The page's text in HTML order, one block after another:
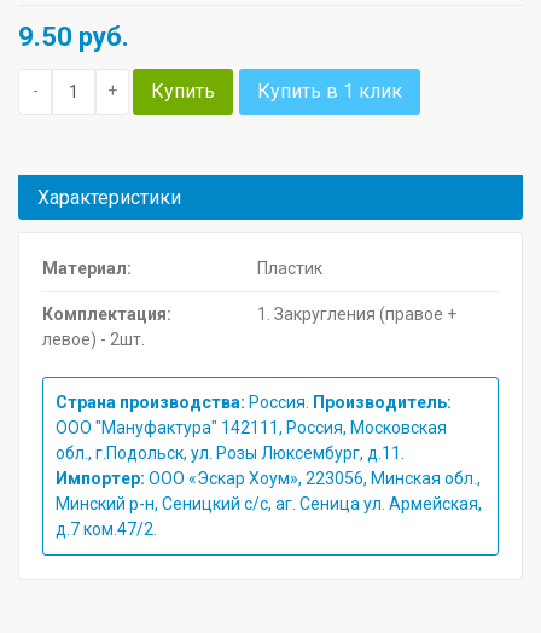
9.50 руб.
- + Купить Купить в 1 клик
Характеристики
Материал: Пластик
Комплектация:
1. Закругления (правое +
левое) - 2шт.
Страна производства: Россия.
Производитель:
ООО "Мануфактура" 142111, Россия, Московская
обл., г.Подольск, ул. Розы Люксембург, д.11.
Импортер: ООО «Эскар Хоум», 223056, Минская обл.,
Минский р-н, Сеницкий с/с, аг. Сеница ул. Армейская,
д.7 ком.47/2.